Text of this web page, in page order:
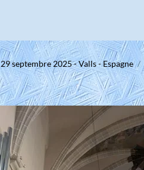
29 septembre 2025 - Valls - Espagne